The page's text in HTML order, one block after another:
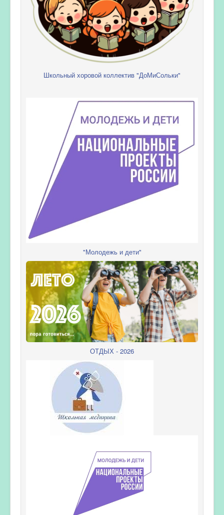
Школьный хоровой коллектив "ДоМиСольки"
"Молодежь и дети"
ОТДЫХ - 2026